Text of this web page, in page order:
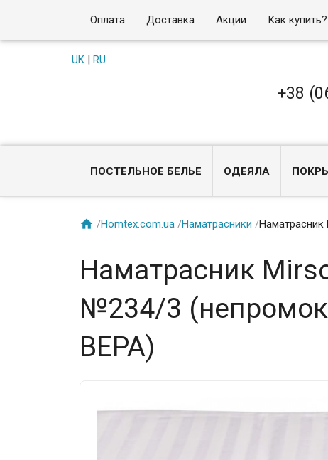
Оплата Доставка Акции Как купить?
UK| RU
+38
ПОСТЕЛЬНОЕ БЕЛЬЕ ОДЕЯЛА
 /Homtex.com.ua /Наматрасники /
Наматрасник
№234/3
ВЕРА)